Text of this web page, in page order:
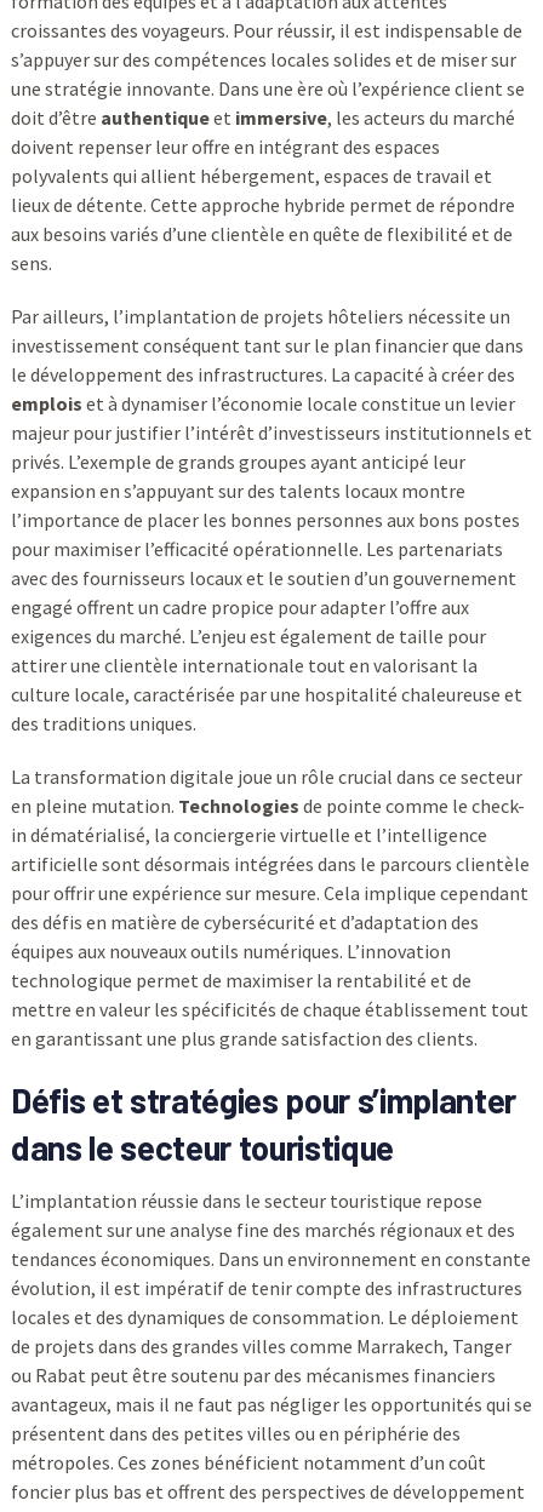
croissantes des voyageurs. Pour réussir, il est indispensable de
s’appuyer sur des compétences locales solides et de miser sur
une stratégie innovante. Dans une ère où l’expérience client se
doit d’être authentiqueet immersive, les acteurs du marché
doivent repenser leur offre en intégrant des espaces
polyvalents qui allient hébergement, espaces de travail et
lieux de détente. Cette approche hybride permet de répondre
aux besoins variés d’une clientèle en quête de flexibilité et de
sens.
Par ailleurs, l’implantation de projets hôteliers nécessite un
investissement conséquent tant sur le plan financier que dans
le développement des infrastructures. La capacité à créer des
emplois et à dynamiser l’économie locale constitue un levier
majeur pour justifier l’intérêt d’investisseurs institutionnels et
privés. L’exemple de grands groupes ayant anticipé leur
expansion en s’appuyant sur des talents locaux montre
l’importance de placer les bonnes personnes aux bons postes
pour maximiser l’efficacité opérationnelle. Les partenariats
avec des fournisseurs locaux et le soutien d’un gouvernement
engagé offrent un cadre propice pour adapter l’offre aux
exigences du marché. L’enjeu est également de taille pour
attirer une clientèle internationale tout en valorisant la
culture locale, caractérisée par une hospitalité chaleureuse et
des traditions uniques.
La transformation digitale joue un rôle crucial dans ce secteur
en pleine mutation. Technologies de pointe comme le check-
in dématérialisé, la conciergerie virtuelle et l’intelligence
artificielle sont désormais intégrées dans le parcours clientèle
pour offrir une expérience sur mesure. Cela implique cependant
des défis en matière de cybersécurité et d’adaptation des
équipes aux nouveaux outils numériques. L’innovation
technologique permet de maximiser la rentabilité et de
mettre en valeur les spécificités de chaque établissement tout
en garantissant une plus grande satisfaction des clients.
Défis et stratégies pour s’implanter
dans le secteur touristique
L’implantation réussie dans le secteur touristique repose
également sur une analyse fine des marchés régionaux et des
tendances économiques. Dans un environnement en constante
évolution, il est impératif de tenir compte des infrastructures
locales et des dynamiques de consommation. Le déploiement
de projets dans des grandes villes comme Marrakech, Tanger
ou Rabat peut être soutenu par des mécanismes financiers
avantageux, mais il ne faut pas négliger les opportunités qui se
présentent dans des petites villes ou en périphérie des
métropoles. Ces zones bénéficient notamment d’un coût
foncier plus bas et offrent des perspectives de développement